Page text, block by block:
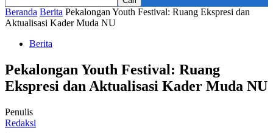
Beranda Berita Pekalongan Youth Festival: Ruang Ekspresi dan
Aktualisasi Kader Muda NU
Berita
Pekalongan Youth Festival: Ruang
Ekspresi dan Aktualisasi Kader Muda NU
Penulis
Redaksi